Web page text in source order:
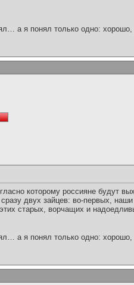
а я понял только одно: хорошо,
которому россияне будут
двух зайцев: во-первых,
старых, ворчащих и
а я понял только одно: хорошо,